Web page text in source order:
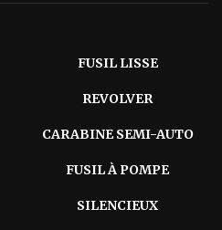
FUSIL LISSE
REVOLVER
CARABINE SEMI-AUTO
FUSIL À POMPE
SILENCIEUX